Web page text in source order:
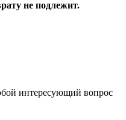
не подлежит.
интересующий вопрос